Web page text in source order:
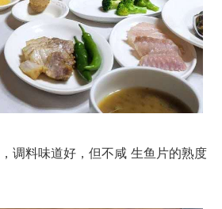
料味道好，但不咸 生鱼片的熟度